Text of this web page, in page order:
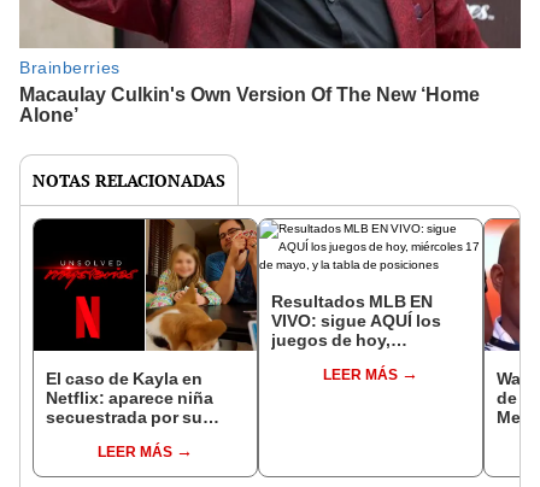
NOTAS RELACIONADAS
El caso de Kayla en
Netflix: aparece niña
secuestrada por su
"Misterios sin resolver"
tras 6 años
LEER MÁS
Resultados MLB EN
VIVO: sigue AQUÍ los
juegos de hoy,
la tabla de posiciones
LEER MÁS
de